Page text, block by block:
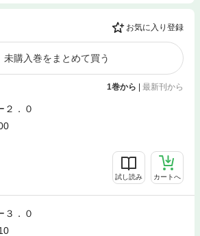
お気に入り登録
未購入巻をまとめて買う
1巻から | 最新刊から
２．０
試し読み カートへ
３．０